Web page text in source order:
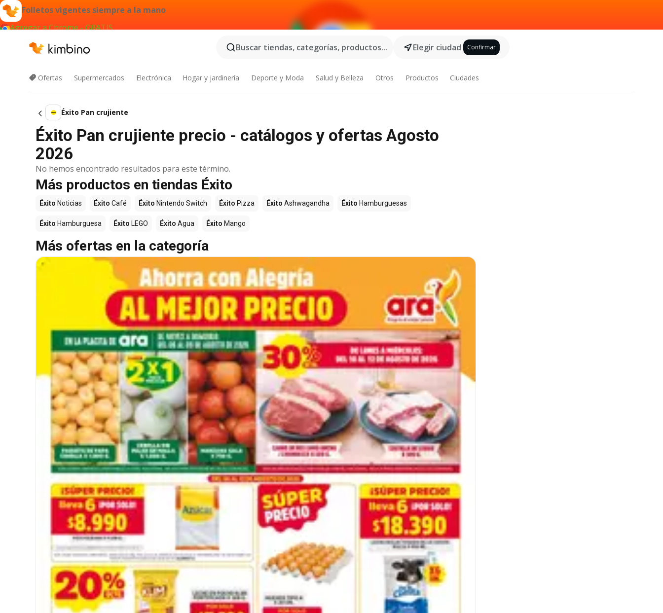
Folletos vigentes siempre a la mano
Agregar a Chrome - GRATIS
Buscar tiendas, categorías, productos...
Elegir ciudad Confirmar
Ofertas Supermercados Electrónica Hogar y jardinería Deporte y Moda Salud y Belleza Otros Productos Ciudades
Éxito Pan crujiente
Éxito Pan crujiente precio - catálogos y ofertas Agosto
2026
No hemos encontrado resultados para este término.
Más productos en tiendas Éxito
Éxito Noticias Éxito Café Éxito Nintendo Switch Éxito Pizza Éxito Ashwagandha Éxito Hamburguesas
Éxito Hamburguesa Éxito LEGO Éxito Agua Éxito Mango
Más ofertas en la categoría